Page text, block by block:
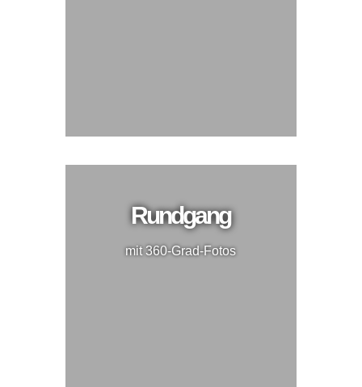
Rundgang
mit 360-Grad-Fotos